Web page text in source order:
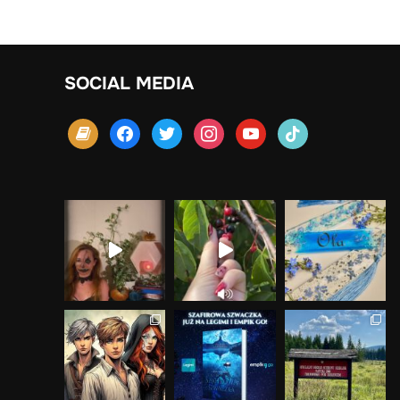
SOCIAL MEDIA
book facebook
twitter instagramyoutubetiktok